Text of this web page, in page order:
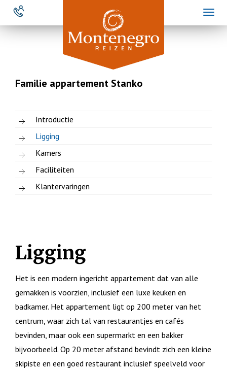
Overslaan
naar
Familie appartement Stanko
Introductie
Ligging
Kamers
Faciliteiten
Klantervaringen
Ligging
Het is een modern ingericht appartement dat van alle
gemakken is voorzien, inclusief een luxe keuken en
badkamer. Het appartement ligt op 200 meter van het
centrum, waar zich tal van restaurantjes en cafés
bevinden, maar ook een supermarkt en een bakker
bijvoorbeeld. Op 20 meter afstand bevindt zich een kleine
skipiste en een goed restaurant inclusief speelveld voor